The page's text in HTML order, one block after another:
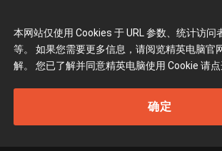
本网站仅使用 Cookies 于 URL 参数、统计访问
等。 如果您需要更多信息，请阅览精英电脑官
解。 您已了解并同意精英电脑使用 Cookie 请
确定